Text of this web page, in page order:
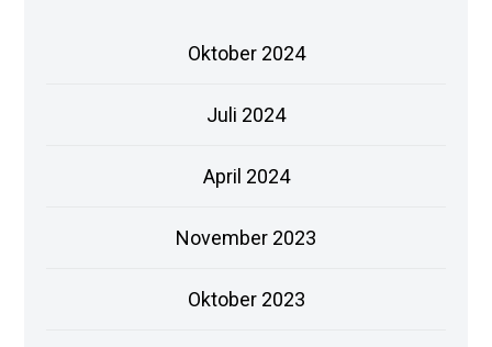
Oktober 2024
Juli 2024
April 2024
November 2023
Oktober 2023